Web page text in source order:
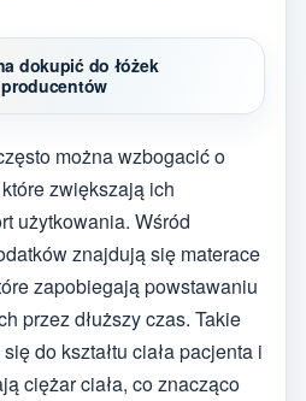
dokupić do łóżek
można wzbogacić o
zwiększają ich
użytkowania. Wśród
znajdują się materace
zapobiegają powstawaniu
przez dłuższy czas. Takie
do kształtu ciała pacjenta i
ciężar ciała, co znacząco